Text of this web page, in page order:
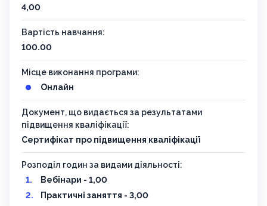
4,00
Вартість навчання:
100.00
Місце виконання програми:
Онлайн
Документ, що видається за результатами
підвищення кваліфікації:
Сертифікат про підвищення кваліфікації
Розподіл годин за видами діяльності:
Вебінари - 1,00
Практичні заняття - 3,00